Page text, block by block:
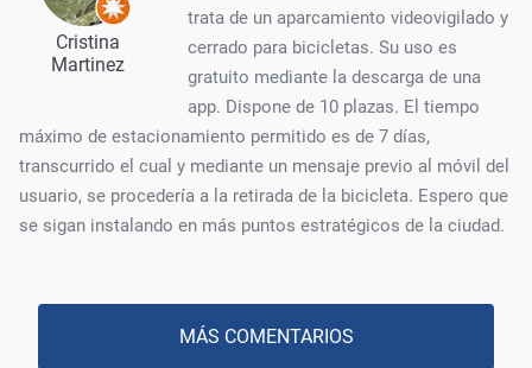
Cristina
Martinez
trata de un aparcamiento videovigilado y
cerrado para bicicletas. Su uso es
gratuito mediante la descarga de una
app. Dispone de 10 plazas. El tiempo
máximo de estacionamiento permitido es de 7 días,
transcurrido el cual y mediante un mensaje previo al móvil del
usuario, se procedería a la retirada de la bicicleta. Espero que
se sigan instalando en más puntos estratégicos de la ciudad.
MÁS COMENTARIOS